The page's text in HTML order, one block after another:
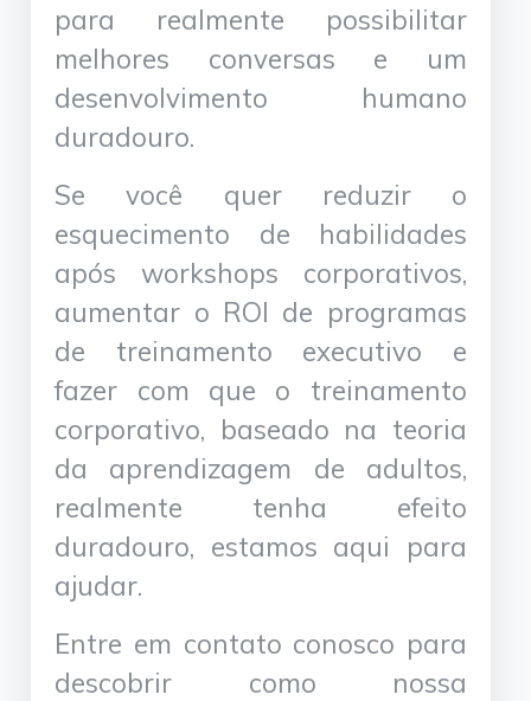
para realmente possibilitar
melhores conversas e um
desenvolvimento humano
duradouro.
Se você quer reduzir o
esquecimento de habilidades
após workshops corporativos,
aumentar o ROI de programas
de treinamento executivo e
fazer com que o treinamento
corporativo, baseado na teoria
da aprendizagem de adultos,
realmente tenha efeito
duradouro, estamos aqui para
ajudar.
Entre em contato conosco para
descobrir como nossa